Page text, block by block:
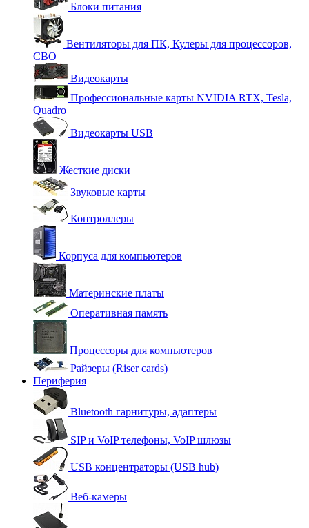
Блоки питания
Вентиляторы для ПК, Кулеры для процессоров,
СВО
Видеокарты
Профессиональные карты NVIDIA RTX, Tesla,
Quadro
Видеокарты USB
Жесткие диски
Звуковые карты
Контроллеры
Корпуса для компьютеров
Материнские платы
Оперативная память
Процессоры для компьютеров
Райзеры (Riser cards)
Периферия
Bluetooth гарнитуры, адаптеры
SIP и VoIP телефоны, VoIP шлюзы
USB концентраторы (USB hub)
Веб-камеры